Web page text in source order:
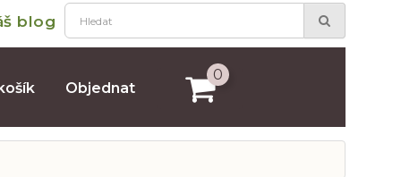
blog
Objednat
0